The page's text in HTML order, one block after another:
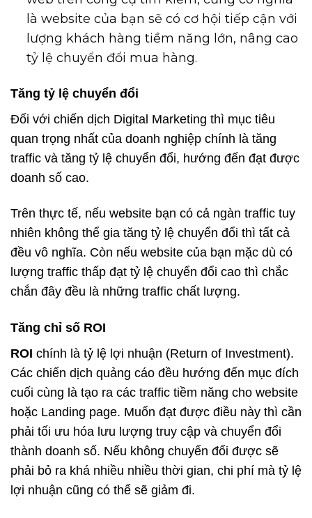
là website của bạn sẽ có cơ hội tiếp cận với
lượng khách hàng tiềm năng lớn, nâng cao
tỷ lệ chuyển đổi mua hàng.
Tăng tỷ lệ chuyển đổi
Đối với chiến dịch Digital Marketing thì mục tiêu
quan trọng nhất của doanh nghiệp chính là tăng
traffic và tăng tỷ lệ chuyển đổi, hướng đến đạt được
doanh số cao.
Trên thực tế, nếu website bạn có cả ngàn traffic tuy
nhiên không thể gia tăng tỷ lệ chuyển đổi thì tất cả
đều vô nghĩa. Còn nếu website của bạn mặc dù có
lượng traffic thấp đạt tỷ lệ chuyển đổi cao thì chắc
chắn đây đều là những traffic chất lượng.
Tăng chỉ số ROI
ROI chính là tỷ lệ lợi nhuận (Return of Investment).
Các chiến dịch quảng cáo đều hướng đến mục đích
cuối cùng là tạo ra các traffic tiềm năng cho website
hoặc Landing page. Muốn đạt được điều này thì cần
phải tối ưu hóa lưu lượng truy cập và chuyển đổi
thành doanh số. Nếu không chuyển đổi được sẽ
phải bỏ ra khá nhiều nhiều thời gian, chi phí mà tỷ lệ
lợi nhuận cũng có thể sẽ giảm đi.